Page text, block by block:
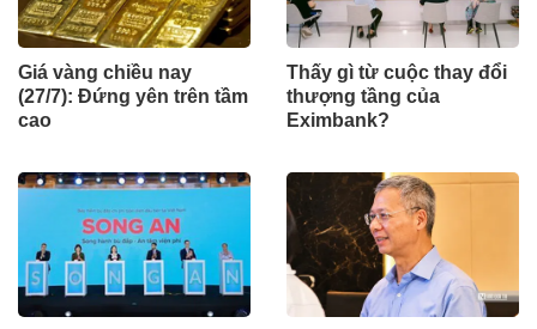
Giá vàng chiều nay
(27/7): Đứng yên trên tầm
cao
Thấy gì từ cuộc thay đổi
thượng tầng của
Eximbank?